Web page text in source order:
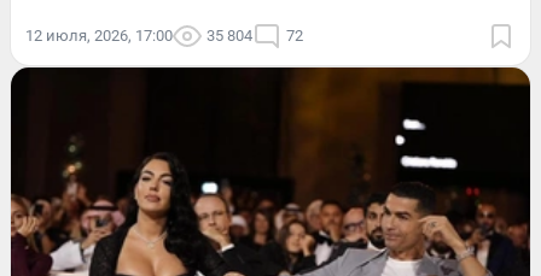
12 июля, 2026, 17:00 35 804 72